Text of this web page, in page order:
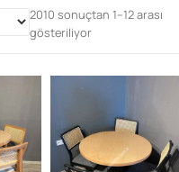
Parolanızı mı unuttunuz?
Hesap Oluştur
2010 sonuçtan 1–12 arası
gösteriliyor